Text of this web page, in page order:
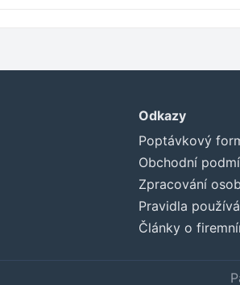
Odkazy
Poptávkový
Obchodní
Zpracování
Pravidla
Články o